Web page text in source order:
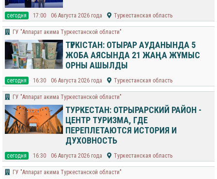
cегодня 17:00 06 Августа 2026 года Туркестанская область
ГУ "Аппарат акима Туркестанской области"
ТҮРКІСТАН: ОТЫРАР АУДАНЫНДА 5
ЖОБА АЯСЫНДА 21 ЖАҢА ЖҰМЫС
ОРНЫ АШЫЛДЫ
cегодня 16:30 06 Августа 2026 года Туркестанская область
ГУ "Аппарат акима Туркестанской области"
ТУРКЕСТАН: ОТРЫРАРСКИЙ РАЙОН -
ЦЕНТР ТУРИЗМА, ГДЕ
ПЕРЕПЛЕТАЮТСЯ ИСТОРИЯ И
ДУХОВНОСТЬ
cегодня 16:30 06 Августа 2026 года Туркестанская область
ГУ "Аппарат акима Туркестанской области"